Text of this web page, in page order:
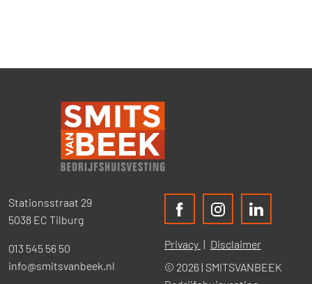
Stationsstraat 29
5038 EC Tilburg
013 545 56 50
info@smitsvanbeek.nl
Privacy
Disclaimer
© 2026 | SMITSVANBEEK